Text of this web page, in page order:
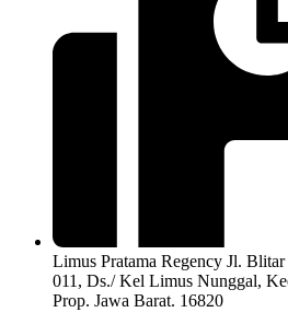
Limus Pratama Regency Jl.
011, Ds./ Kel Limus Nunggal,
Prop. Jawa Barat. 16820